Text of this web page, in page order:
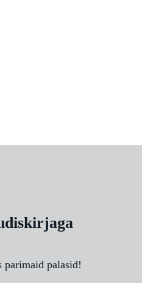
palasid!